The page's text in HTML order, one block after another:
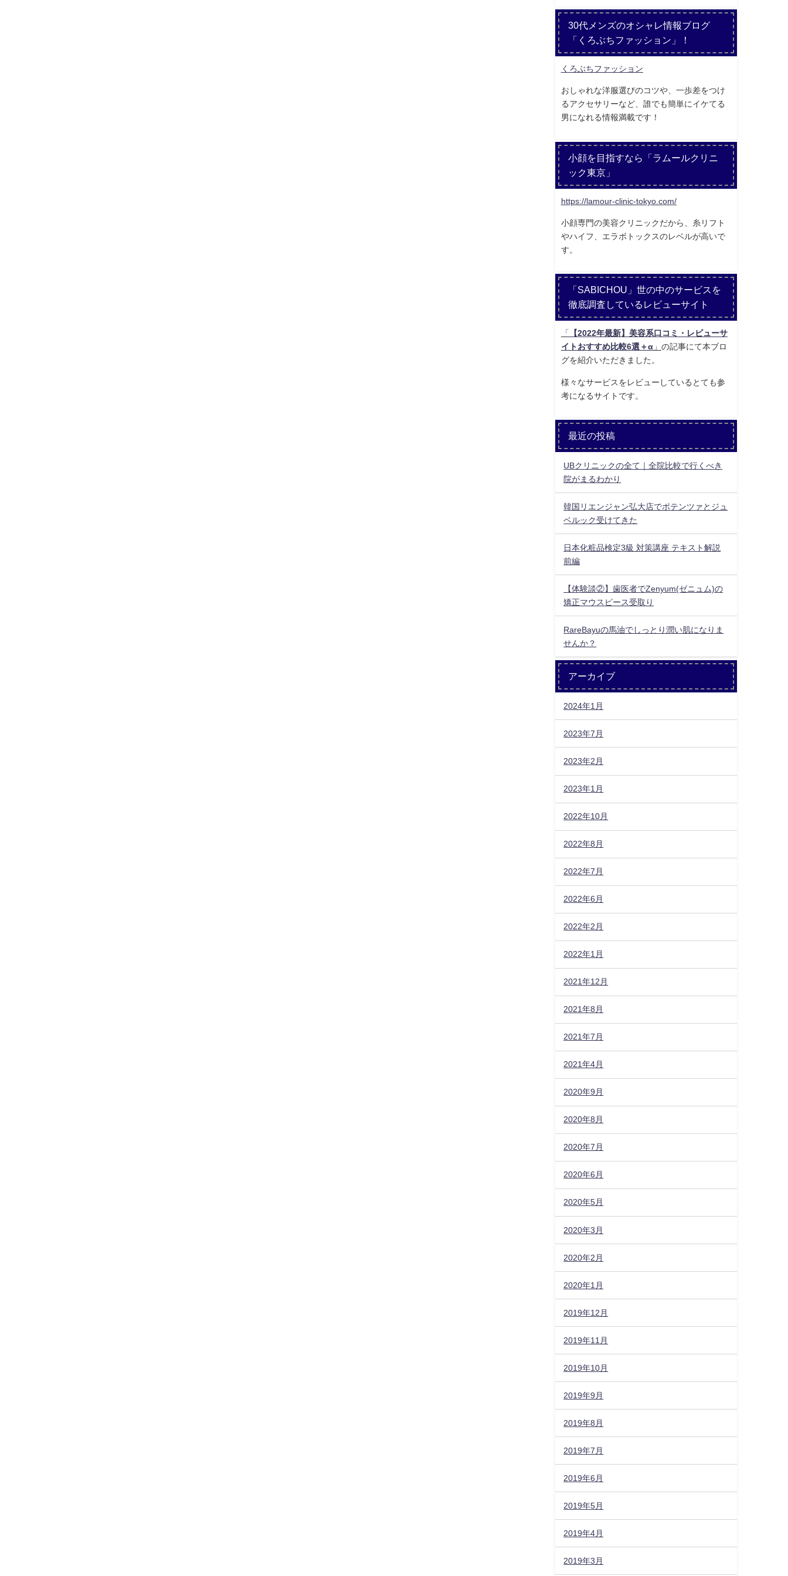
30代メンズのオシャレ情報ブログ
「くろぶちファッション」！
くろぶちファッション
おしゃれな洋服選びのコツや、一歩差をつけ
るアクセサリーなど、誰でも簡単にイケてる
男になれる情報満載です！
小顔を目指すなら「ラムールクリニ
ック東京」
https://lamour-clinic-tokyo.com/
小顔専門の美容クリニックだから、糸リフト
やハイフ、エラボトックスのレベルが高いで
す。
「SABICHOU」世の中のサービスを
徹底調査しているレビューサイト
「
【2022年最新】美容系口コミ・レビューサ
イトおすすめ比較6選＋α」 の記事にて本ブロ
グを紹介いただきました。
様々なサービスをレビューしているとても参
考になるサイトです。
最近の投稿
UBクリニックの全て｜全院比較で行くべき
院がまるわかり
韓国リエンジャン弘大店でポテンツァとジュ
ベルック受けてきた
日本化粧品検定3級 対策講座 テキスト解説
前編
【体験談②】歯医者でZenyum(ゼニュム)の
矯正マウスピース受取り
RareBayuの馬油でしっとり潤い肌になりま
せんか？
アーカイブ
2024年1月
2023年7月
2023年2月
2023年1月
2022年10月
2022年8月
2022年7月
2022年6月
2022年2月
2022年1月
2021年12月
2021年8月
2021年7月
2021年4月
2020年9月
2020年8月
2020年7月
2020年6月
2020年5月
2020年3月
2020年2月
2020年1月
2019年12月
2019年11月
2019年10月
2019年9月
2019年8月
2019年7月
2019年6月
2019年5月
2019年4月
2019年3月